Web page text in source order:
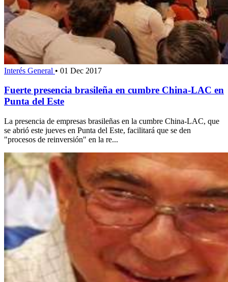
Interés General • 01 Dec 2017
Fuerte presencia brasileña en cumbre China-LAC en
Punta del Este
La presencia de empresas brasileñas en la cumbre China-LAC, que
se abrió este jueves en Punta del Este, facilitará que se den
"procesos de reinversión" en la re...